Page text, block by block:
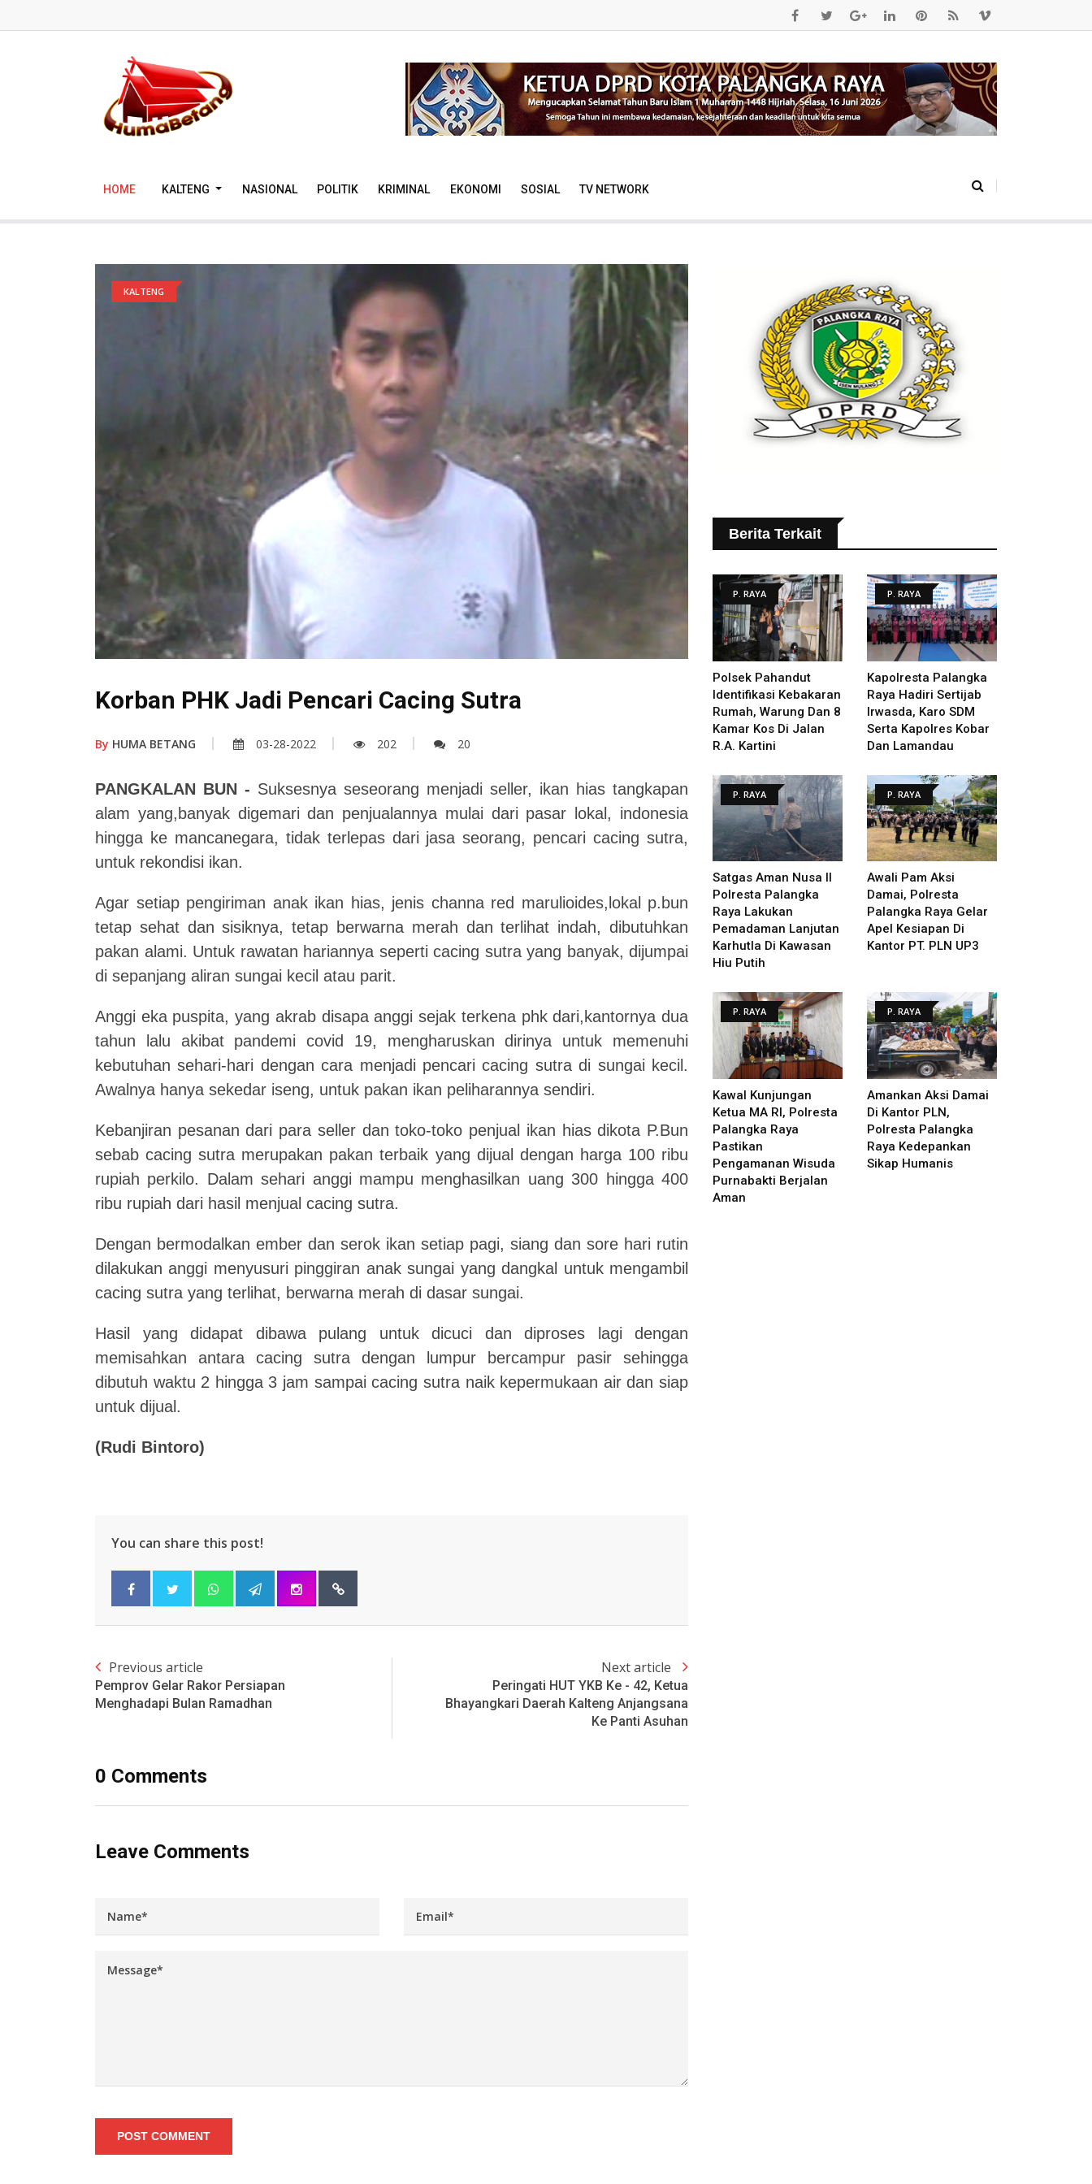
HOME KALTENG NASIONAL POLITIK KRIMINAL EKONOMI SOSIAL TV NETWORK
KALTENG
Korban PHK Jadi Pencari Cacing Sutra
By HUMA BETANG 03-28-2022 202 20
PANGKALAN BUN - Suksesnya seseorang menjadi seller, ikan hias tangkapan
alam yang,banyak digemari dan penjualannya mulai dari pasar lokal, indonesia
hingga ke mancanegara, tidak terlepas dari jasa seorang, pencari cacing sutra,
untuk rekondisi ikan.
Agar setiap pengiriman anak ikan hias, jenis channa red marulioides,lokal p.bun
tetap sehat dan sisiknya, tetap berwarna merah dan terlihat indah, dibutuhkan
pakan alami. Untuk rawatan hariannya seperti cacing sutra yang banyak, dijumpai
di sepanjang aliran sungai kecil atau parit.
Anggi eka puspita, yang akrab disapa anggi sejak terkena phk dari,kantornya dua
tahun lalu akibat pandemi covid 19, mengharuskan dirinya untuk memenuhi
kebutuhan sehari-hari dengan cara menjadi pencari cacing sutra di sungai kecil.
Awalnya hanya sekedar iseng, untuk pakan ikan peliharannya sendiri.
Kebanjiran pesanan dari para seller dan toko-toko penjual ikan hias dikota P.Bun
sebab cacing sutra merupakan pakan terbaik yang dijual dengan harga 100 ribu
rupiah perkilo. Dalam sehari anggi mampu menghasilkan uang 300 hingga 400
ribu rupiah dari hasil menjual cacing sutra.
Dengan bermodalkan ember dan serok ikan setiap pagi, siang dan sore hari rutin
dilakukan anggi menyusuri pinggiran anak sungai yang dangkal untuk mengambil
cacing sutra yang terlihat, berwarna merah di dasar sungai.
Hasil yang didapat dibawa pulang untuk dicuci dan diproses lagi dengan
memisahkan antara cacing sutra dengan lumpur bercampur pasir sehingga
dibutuh waktu 2 hingga 3 jam sampai cacing sutra naik kepermukaan air dan siap
untuk dijual.
(Rudi Bintoro)
You can share this post!
Previous article
Pemprov Gelar Rakor Persiapan
Menghadapi Bulan Ramadhan
Next article
Peringati HUT YKB Ke - 42, Ketua
Bhayangkari Daerah Kalteng Anjangsana
Ke Panti Asuhan
0 Comments
Leave Comments
POST COMMENT
Berita Terkait
P. RAYA
Polsek Pahandut
Identifikasi Kebakaran
Rumah, Warung Dan 8
Kamar Kos Di Jalan
R.A. Kartini
P. RAYA
Kapolresta Palangka
Raya Hadiri Sertijab
Irwasda, Karo SDM
Serta Kapolres Kobar
Dan Lamandau
P. RAYA
Satgas Aman Nusa II
Polresta Palangka
Raya Lakukan
Pemadaman Lanjutan
Karhutla Di Kawasan
Hiu Putih
P. RAYA
Awali Pam Aksi
Damai, Polresta
Palangka Raya Gelar
Apel Kesiapan Di
Kantor PT. PLN UP3
P. RAYA
Kawal Kunjungan
Ketua MA RI, Polresta
Palangka Raya
Pastikan
Pengamanan Wisuda
Purnabakti Berjalan
Aman
P. RAYA
Amankan Aksi Damai
Di Kantor PLN,
Polresta Palangka
Raya Kedepankan
Sikap Humanis